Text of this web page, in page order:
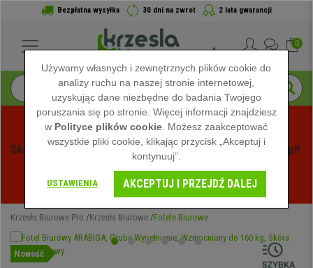
Bezpłatna wysyłka 30 dni na zwrot 2 lata gwarancji
0
Skorzystaj z Letnich Wyprzedaży na Krzeslabiurowepro.pl!
Zobacz oferty -
Krzesła Biurowe Pro Krzesła Biurowe Fotele Biurowe
Nowość
Używamy własnych i zewnętrznych plików cookie do
analizy ruchu na naszej stronie internetowej,
uzyskując dane niezbędne do badania Twojego
poruszania się po stronie. Więcej informacji znajdziesz
w Polityce plików cookie . Możesz zaakceptować
wszystkie pliki cookie, klikając przycisk „Akceptuj i
kontynuuj”.
USTAWIENIA AKCEPTUJ I PRZEJDŹ DALEJ